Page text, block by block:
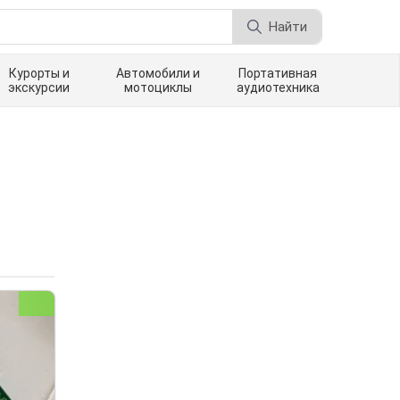
Найти
Курорты и
экскурсии
Автомобили и
мотоциклы
Портативная
аудиотехника